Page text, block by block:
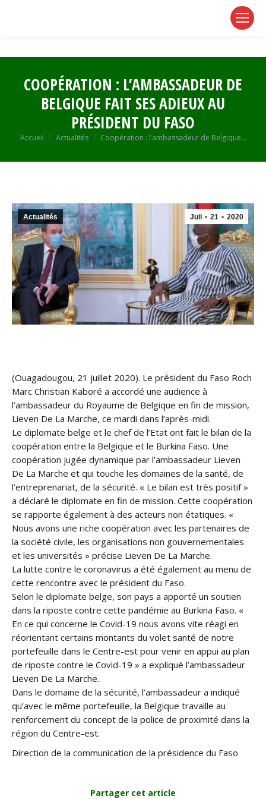
COOPÉRATION : L’AMBASSADEUR DE
BELGIQUE FAIT SES ADIEUX AU
PRÉSIDENT DU FASO
Vous êtes ici :
Accueil Actualités Coopération : l’ambassadeur de Belgique…
Juil 21 2020
Actualités
(Ouagadougou, 21 juillet 2020). Le président du Faso Roch
Marc Christian Kaboré a accordé une audience à
l’ambassadeur du Royaume de Belgique en fin de mission,
Lieven De La Marche, ce mardi dans l’après-midi.
Le diplomate belge et le chef de l’Etat ont fait le bilan de la
coopération entre la Belgique et le Burkina Faso. Une
coopération jugée dynamique par l’ambassadeur Lieven
De La Marche et qui touche les domaines de la santé, de
l’entreprenariat, de la sécurité. « Le bilan est très positif »
a déclaré le diplomate en fin de mission. Cette coopération
se rapporte également à des acteurs non étatiques. «
Nous avons une riche coopération avec les partenaires de
la société civile, les organisations non gouvernementales
et les universités » précise Lieven De La Marche.
La lutte contre le coronavirus a été également au menu de
cette rencontre avec le président du Faso.
Selon le diplomate belge, son pays a apporté un soutien
dans la riposte contre cette pandémie au Burkina Faso. «
En ce qui concerne le Covid-19 nous avons vite réagi en
réorientant certains montants du volet santé de notre
portefeuille dans le Centre-est pour venir en appui au plan
de riposte contre le Covid-19 » a expliqué l’ambassadeur
Lieven De La Marche.
Dans le domaine de la sécurité, l’ambassadeur a indiqué
qu’avec le même portefeuille, la Belgique travaille au
renforcement du concept de la police de proximité dans la
région du Centre-est.
Direction de la communication de la présidence du Faso
Partager cet article